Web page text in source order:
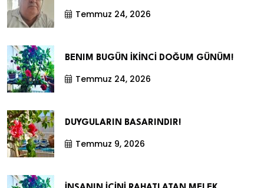
Temmuz 24, 2026
BENIM BUGÜN İKİNCİ DOĞUM GÜNÜM!
Temmuz 24, 2026
DUYGULARIN BASARINDIR!
Temmuz 9, 2026